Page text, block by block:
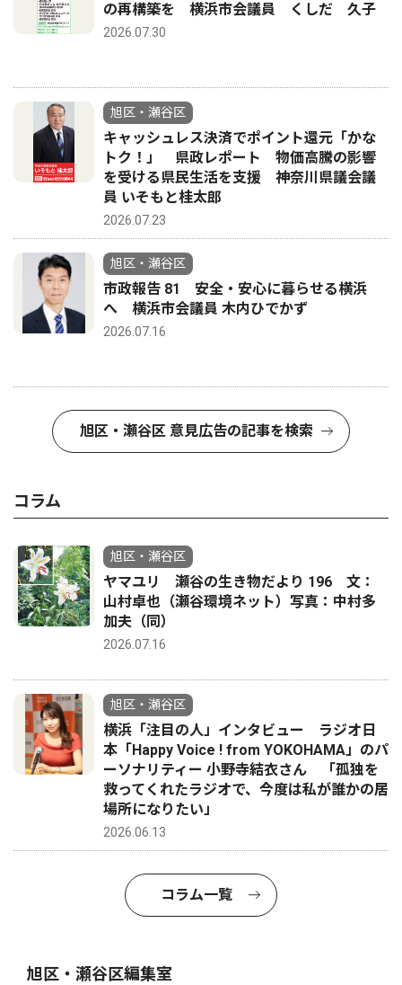
の再構築を 横浜市会議員 くしだ 久子
2026.07.30
旭区・瀬谷区
キャッシュレス決済でポイント還元「かな
トク！」 県政レポート 物価高騰の影響
を受ける県民生活を支援 神奈川県議会議
員 いそもと桂太郎
2026.07.23
旭区・瀬谷区
市政報告 81 安全・安心に暮らせる横浜
へ 横浜市会議員 木内ひでかず
2026.07.16
旭区・瀬谷区 意見広告の記事を検索
コラム
旭区・瀬谷区
ヤマユリ 瀬谷の生き物だより 196 文：
山村卓也（瀬谷環境ネット）写真：中村多
加夫（同）
2026.07.16
旭区・瀬谷区
横浜「注目の人」インタビュー ラジオ日
本「Happy Voice ! from YOKOHAMA」のパ
ーソナリティー 小野寺結衣さん 「孤独を
救ってくれたラジオで、今度は私が誰かの居
場所になりたい」
2026.06.13
コラム一覧
旭区・瀬谷区編集室